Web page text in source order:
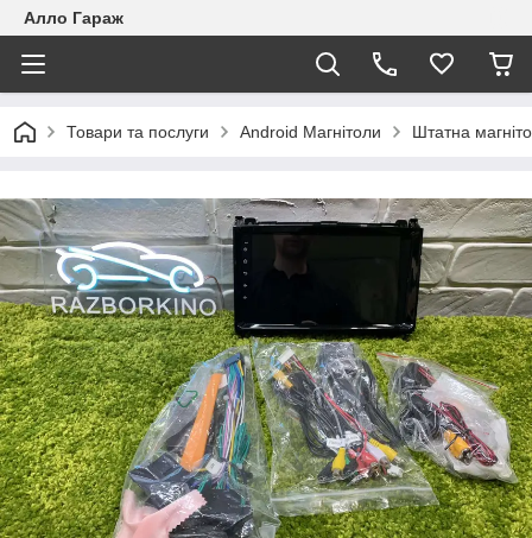
Алло Гараж
Товари та послуги Android Магнітоли Штатна